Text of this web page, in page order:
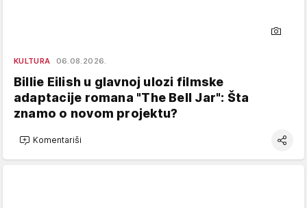
KULTURA 06.08.2026.
Billie Eilish u glavnoj ulozi filmske
adaptacije romana "The Bell Jar": Šta
znamo o novom projektu?
Komentariši